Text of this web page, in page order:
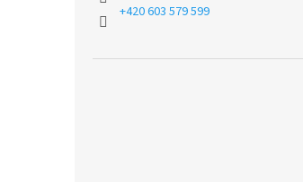
+420 603 579 599